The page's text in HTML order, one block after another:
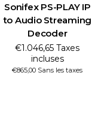
Sonifex PS-PLAY IP
to Audio Streaming
Decoder
€1.046,65 Taxes
incluses
€865,00 Sans les taxes